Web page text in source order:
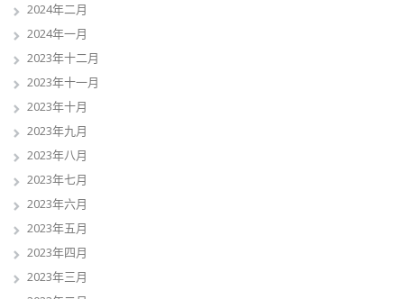
2024年二月
2024年一月
2023年十二月
2023年十一月
2023年十月
2023年九月
2023年八月
2023年七月
2023年六月
2023年五月
2023年四月
2023年三月